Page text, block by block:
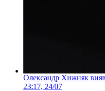
Олександр Хижняк
23:17, 24/07